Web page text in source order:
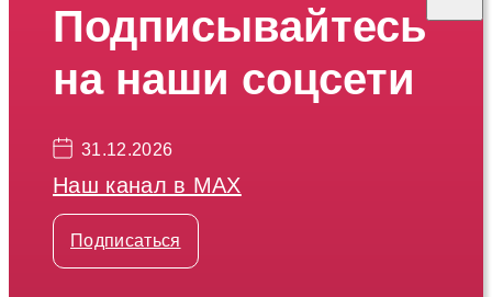
Подписывайтесь
на наши соцсети
31.12.2026
Наш канал в МАХ
Подписаться